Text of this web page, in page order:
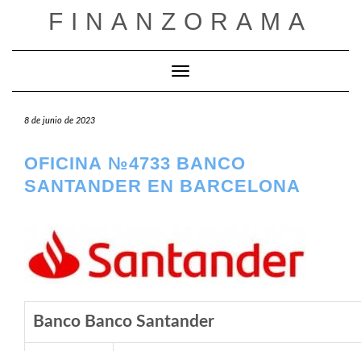
FINANZORAMA
Cambiar modo de navegación
8 de junio de 2023
OFICINA №4733 BANCO
SANTANDER EN BARCELONA
Banco Banco Santander